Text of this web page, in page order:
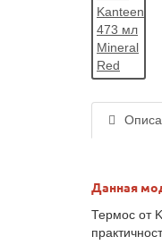
Данная
Термос от